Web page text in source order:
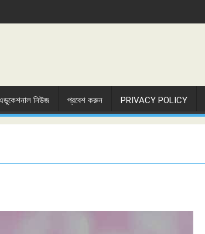
নিউজ প্রবেশ করুন PRIVACY POLICY